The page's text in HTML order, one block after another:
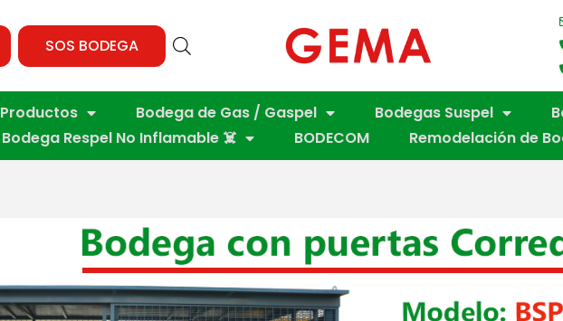
SOS BODEGA
Productos Bodega de Gas / Gaspel Bodegas Suspel
Bodega Respel No Inflamable ☠️
BODECOM Remodelación de